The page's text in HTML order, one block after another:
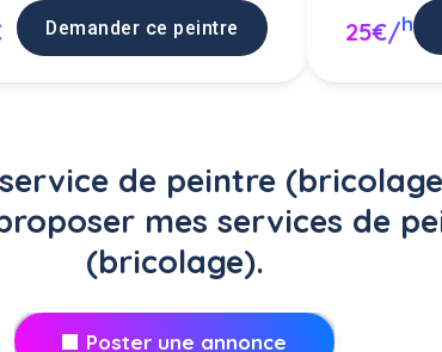
Demander ce peintre 25€/h
de peintre
mes services de
(bricolage).
Poster une annonce